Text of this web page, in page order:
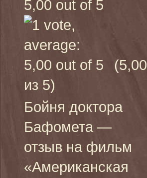
(5,00
из 5)
Бойня доктора
Бафомета —
отзыв на фильм
«Американская